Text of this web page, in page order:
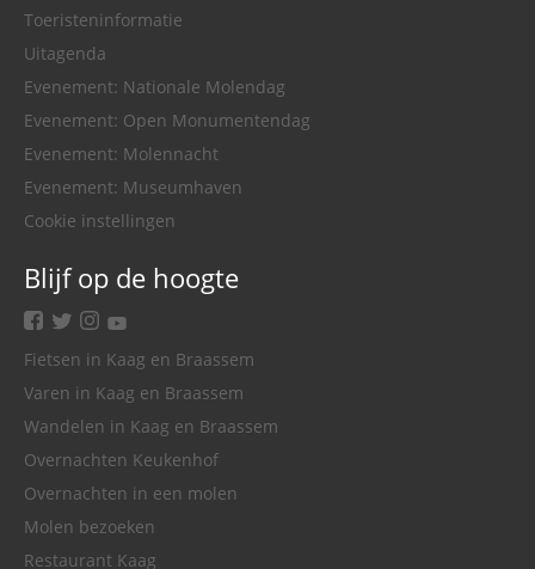
Toeristeninformatie
Uitagenda
Evenement: Nationale Molendag
Evenement: Open Monumentendag
Evenement: Molennacht
Evenement: Museumhaven
Cookie instellingen
Blijf op de hoogte
facebook
twitterinstagram
youtube
Fietsen in Kaag en Braassem
Varen in Kaag en Braassem
Wandelen in Kaag en Braassem
Overnachten Keukenhof
Overnachten in een molen
Molen bezoeken
Restaurant Kaag